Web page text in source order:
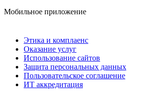
Мобильное приложение
Этика и комплаенс
Оказание услуг
Использование сайтов
Защита персональных данных
Пользовательское соглашение
ИТ аккредитация